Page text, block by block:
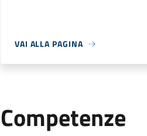
VAI ALLA PAGINA
Competenze